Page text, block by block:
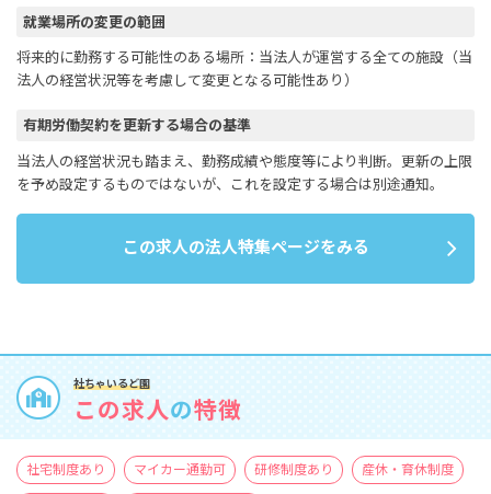
就業場所の変更の範囲
将来的に勤務する可能性のある場所：当法人が運営する全ての施設（当
法人の経営状況等を考慮して変更となる可能性あり）
有期労働契約を更新する場合の基準
当法人の経営状況も踏まえ、勤務成績や態度等により判断。更新の上限
を予め設定するものではないが、これを設定する場合は別途通知。
この求人の法人特集ページをみる
社ちゃいるど園
この求人の特徴
社宅制度あり マイカー通勤可 研修制度あり 産休・育休制度